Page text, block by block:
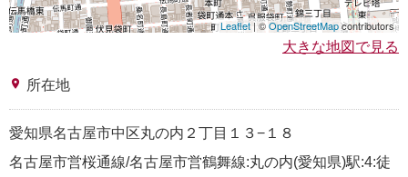
Leaflet| ©OpenStreetMapcontributors
大きな地図で見る
place 所在地
愛知県名古屋市中区丸の内２丁目１３−１８
名古屋市営桜通線/名古屋市営鶴舞線:丸の内(愛知県)駅:4:徒